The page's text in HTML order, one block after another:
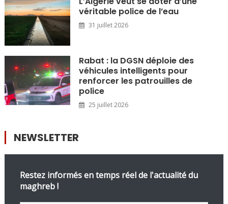
véritable police de l’eau
31 juillet 2026
Rabat : la DGSN déploie des
véhicules intelligents pour
renforcer les patrouilles de
police
25 juillet 2026
NEWSLETTER
Restez informés en temps réel de l'actualité du
maghreb !